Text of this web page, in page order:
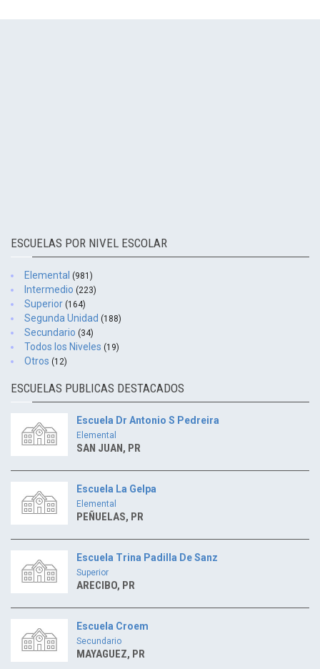
ESCUELAS POR NIVEL ESCOLAR
Elemental (981)
Intermedio (223)
Superior (164)
Segunda Unidad (188)
Secundario (34)
Todos los Niveles (19)
Otros (12)
ESCUELAS PUBLICAS DESTACADOS
Escuela Dr Antonio S Pedreira
Elemental
SAN JUAN, PR
Escuela La Gelpa
Elemental
PEÑUELAS, PR
Escuela Trina Padilla De Sanz
Superior
ARECIBO, PR
Escuela Croem
Secundario
MAYAGUEZ, PR